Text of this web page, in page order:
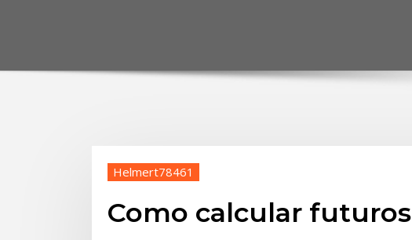
Helmert78461
Como calcular futuros